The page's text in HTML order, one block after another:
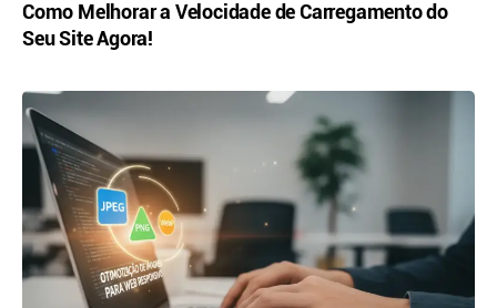
Como Melhorar a Velocidade de Carregamento do
Seu Site Agora!